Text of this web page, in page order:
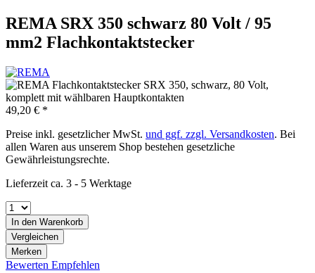
REMA SRX 350 schwarz 80 Volt / 95
mm2 Flachkontaktstecker
49,20 € *
Preise inkl. gesetzlicher MwSt. und ggf. zzgl. Versandkosten. Bei
allen Waren aus unserem Shop bestehen gesetzliche
Gewährleistungsrechte.
Lieferzeit ca. 3 - 5 Werktage
In den Warenkorb
Vergleichen
Merken
Bewerten Empfehlen